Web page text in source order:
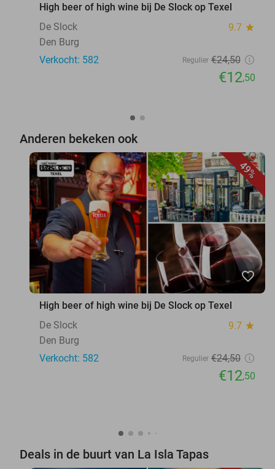
High beer of high wine bij De Slock op Texel
De Slock
9.7 star
Den Burg
Verkocht: 582
Regulier €24,50
€12,50
Anderen bekeken ook
49%
favorite_border
High beer of high wine bij De Slock op Texel
De Slock
9.7 star
Den Burg
Verkocht: 582
Regulier €24,50
€12,50
Deals in de buurt van La Isla Tapas